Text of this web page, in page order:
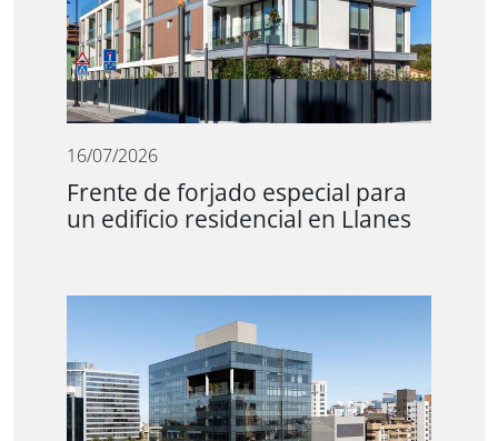
16/07/2026
Frente de forjado especial para
un edificio residencial en Llanes